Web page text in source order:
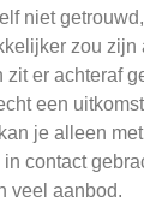
niet
zou zijn
er achteraf
een
je alleen
contact
veel aanbod.